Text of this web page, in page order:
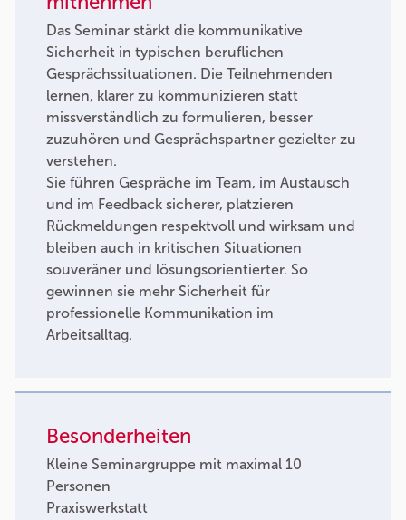
Das Seminar stärkt die kommunikative
Sicherheit in typischen beruflichen
Gesprächssituationen. Die Teilnehmenden
lernen, klarer zu kommunizieren statt
missverständlich zu formulieren, besser
zuzuhören und Gesprächspartner gezielter zu
verstehen.
Sie führen Gespräche im Team, im Austausch
und im Feedback sicherer, platzieren
Rückmeldungen respektvoll und wirksam und
bleiben auch in kritischen Situationen
souveräner und lösungsorientierter. So
gewinnen sie mehr Sicherheit für
professionelle Kommunikation im
Arbeitsalltag.
Besonderheiten
Kleine Seminargruppe mit maximal 10
Personen
Praxiswerkstatt